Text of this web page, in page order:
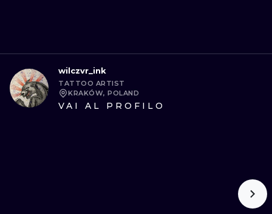
wilczvr_ink
TATTOO ARTIST
KRAKÓW, POLAND
VAI AL PROFILO